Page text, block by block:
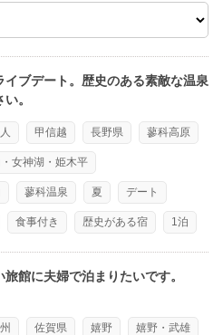
イブデート。歴史のある素敵な温泉
。
甲信越 長野県 蓼科高原
女神湖・姫木平
蓼科温泉 夏 デート
食事付き 歴史がある宿 1泊
館に夫婦で泊まりたいです。
佐賀県 嬉野 嬉野・武雄